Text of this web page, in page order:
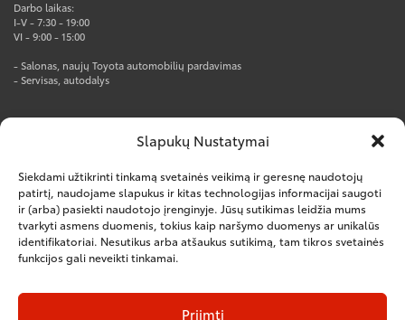
Slapukų Nustatymai
Siekdami užtikrinti tinkamą svetainės veikimą ir geresnę naudotojų
patirtį, naudojame slapukus ir kitas technologijas informacijai saugoti
ir (arba) pasiekti naudotojo įrenginyje. Jūsų sutikimas leidžia mums
tvarkyti asmens duomenis, tokius kaip naršymo duomenys ar unikalūs
identifikatoriai. Nesutikus arba atšaukus sutikimą, tam tikros svetainės
funkcijos gali neveikti tinkamai.
Priimti
Darbo laikas:
I-V - 7:30 - 19:00
VI - 9:00 - 15:00
- Salonas, naujų Toyota automobilių pardavimas
- Servisas, autodalys
el.p. info@autotoja.lt
Darbo laikas:
I-V – 8:00-18:00
VI – nedirbame
– Salonas, naujų komercinių automobilių pardavimas
– Kėbulų remontas